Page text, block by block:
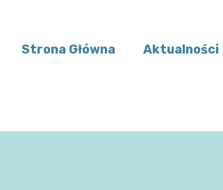
Strona Główna Aktualności